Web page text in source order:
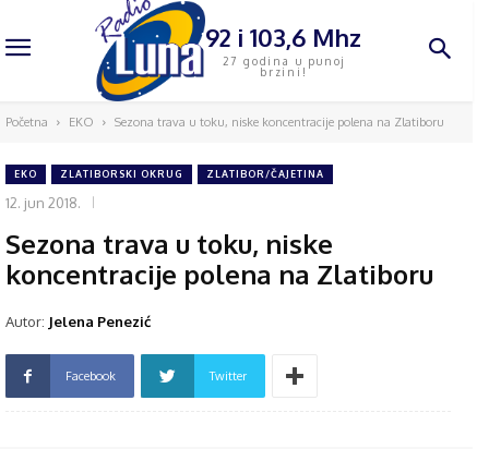
92 i 103,6 Mhz
27 godina u punoj
brzini!
Početna EKO Sezona trava u toku, niske koncentracije polena na Zlatiboru
EKO ZLATIBORSKI OKRUG ZLATIBOR/ČAJETINA
12. jun 2018.
Sezona trava u toku, niske
koncentracije polena na Zlatiboru
Autor: Jelena Penezić
Facebook Twitter